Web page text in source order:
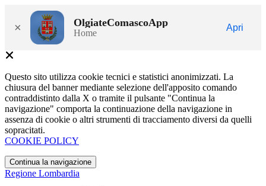
× OlgiateComascoApp
Home
Apri
Questo sito utilizza cookie tecnici e statistici anonimizzati. La
chiusura del banner mediante selezione dell'apposito comando
contraddistinto dalla X o tramite il pulsante "Continua la
navigazione" comporta la continuazione della navigazione in
assenza di cookie o altri strumenti di tracciamento diversi da quelli
sopracitati.
COOKIE POLICY
Continua la navigazione
Regione Lombardia